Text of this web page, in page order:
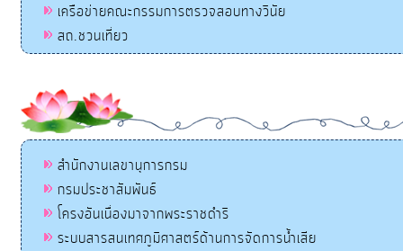
เครือข่ายคณะกรรมการตรวจสอบทางวินัย
สถ.ชวนเที่ยว
สำนักงานเลขานุการกรม
กรมประชาสัมพันธ์
โครงอันเนื่องมาจากพระราชดำริ
ระบบสารสนเทศภูมิศาสตร์ด้านการจัดการน้ำเสีย